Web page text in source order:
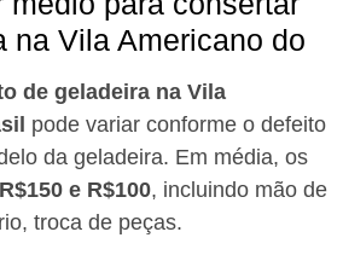
na Vila Americano do
de geladeira na Vila
pode variar conforme o defeito
da geladeira. Em média, os
R$150 e R$100, incluindo mão de
troca de peças.